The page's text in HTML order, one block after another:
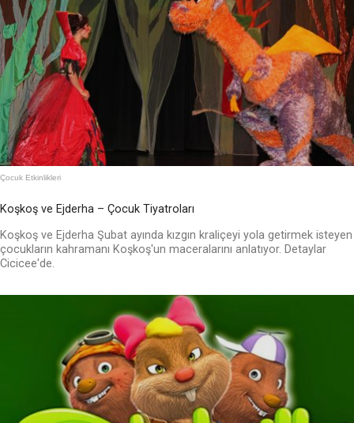
Çocuk Etkinlikleri
Koşkoş ve Ejderha – Çocuk Tiyatroları
Koşkoş ve Ejderha Şubat ayında kızgın kraliçeyi yola getirmek isteyen
çocukların kahramanı Koşkoş'un maceralarını anlatıyor. Detaylar
Cicicee'de.